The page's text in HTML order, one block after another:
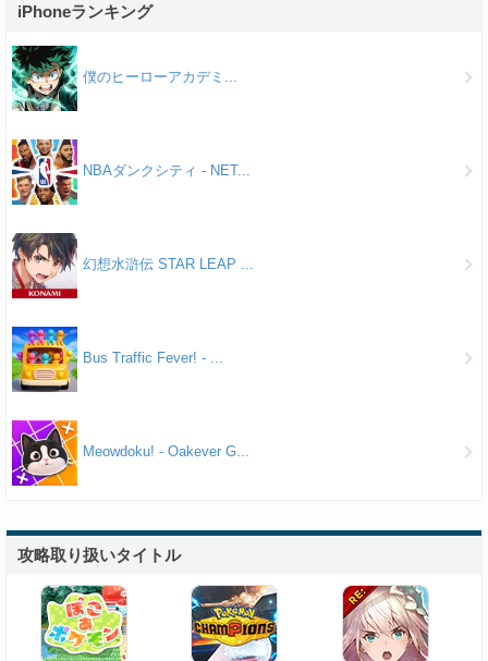
iPhoneランキング
僕のヒーローアカデミ...
NBAダンクシティ - NET...
幻想水滸伝 STAR LEAP ...
Bus Traffic Fever! - ...
Meowdoku! - Oakever G...
攻略取り扱いタイトル